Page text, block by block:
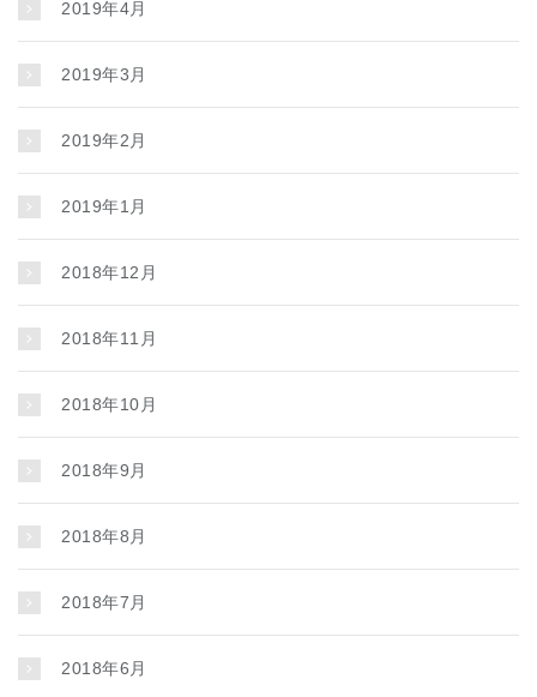
2019年4月
2019年3月
2019年2月
2019年1月
2018年12月
2018年11月
2018年10月
2018年9月
2018年8月
2018年7月
2018年6月